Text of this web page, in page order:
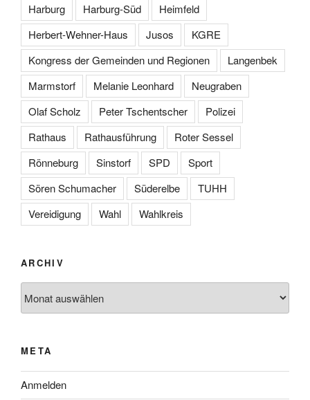
Harburg
Harburg-Süd
Heimfeld
Herbert-Wehner-Haus
Jusos
KGRE
Kongress der Gemeinden und Regionen
Langenbek
Marmstorf
Melanie Leonhard
Neugraben
Olaf Scholz
Peter Tschentscher
Polizei
Rathaus
Rathausführung
Roter Sessel
Rönneburg
Sinstorf SPD
Sport
Sören Schumacher
Süderelbe
TUHH
Vereidigung
Wahl Wahlkreis
ARCHIV
META
Anmelden